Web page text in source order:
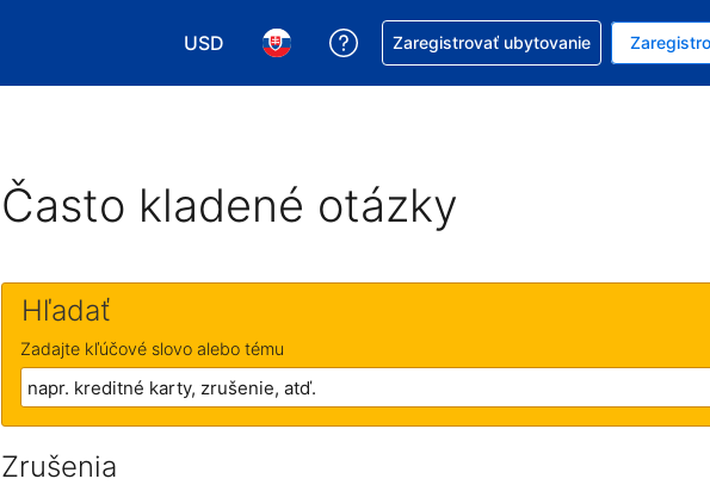
USD
Vybrať menu. Momentálne máte zvolenú menu Americký
Vybrať jazyk. Momentálne máte zvolený jazyk V
Získajte pomoc s rezerváciou
Zaregistrovať ubytovanie
Často kladené otázky
Hľadať
Zadajte kľúčové slovo alebo tému
Zrušenia